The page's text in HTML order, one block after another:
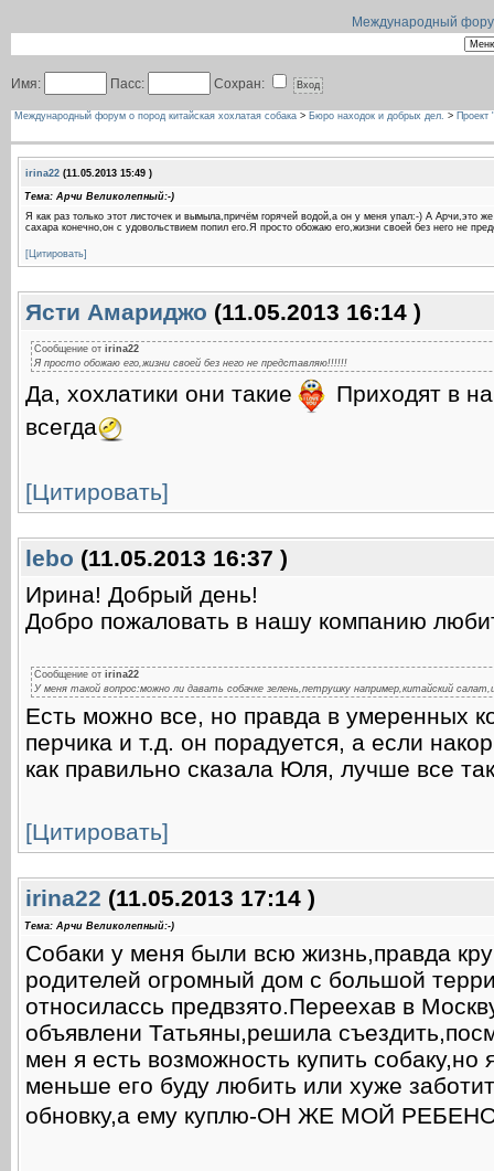
Международный
Имя: Пасс: Сохран:
Международный форум о пород китайская хохлатая собака > Бюро находок и добрых дел. > Проект
irina22 (11.05.2013 15:49 )
Тема: Арчи Великолепный:-)
Я как раз только этот листочек и вымыла,причём горячей водой,а он у меня упал:-) А Арчи,это
сахара конечно,он с удовольствием попил его.Я просто обожаю его,жизни своей без него не
[Цитировать]
Ясти Амариджо (11.05.2013 16:14 )
Сообщение от irina22
Я просто обожаю его,жизни своей без него не представляю!!!!!!
Да, хохлатики они такие
Приходят в
всегда
[Цитировать]
lebo (11.05.2013 16:37 )
Ирина! Добрый день!
Добро пожаловать в нашу компанию
Сообщение от irina22
У меня такой вопрос:можно ли давать собачке зелень,петрушку например,китайский
Есть можно все, но правда в умеренных
перчика и т.д. он порадуется, а если
как правильно сказала Юля, лучше все
[Цитировать]
irina22 (11.05.2013 17:14 )
Тема: Арчи Великолепный:-)
Собаки у меня были всю жизнь,правда
родителей огромный дом с большой
относилассь предвзято.Переехав в
объявлени Татьяны,решила
мен я есть возможность купить
меньше его буду любить или хуже
обновку,а ему куплю-ОН ЖЕ МОЙ